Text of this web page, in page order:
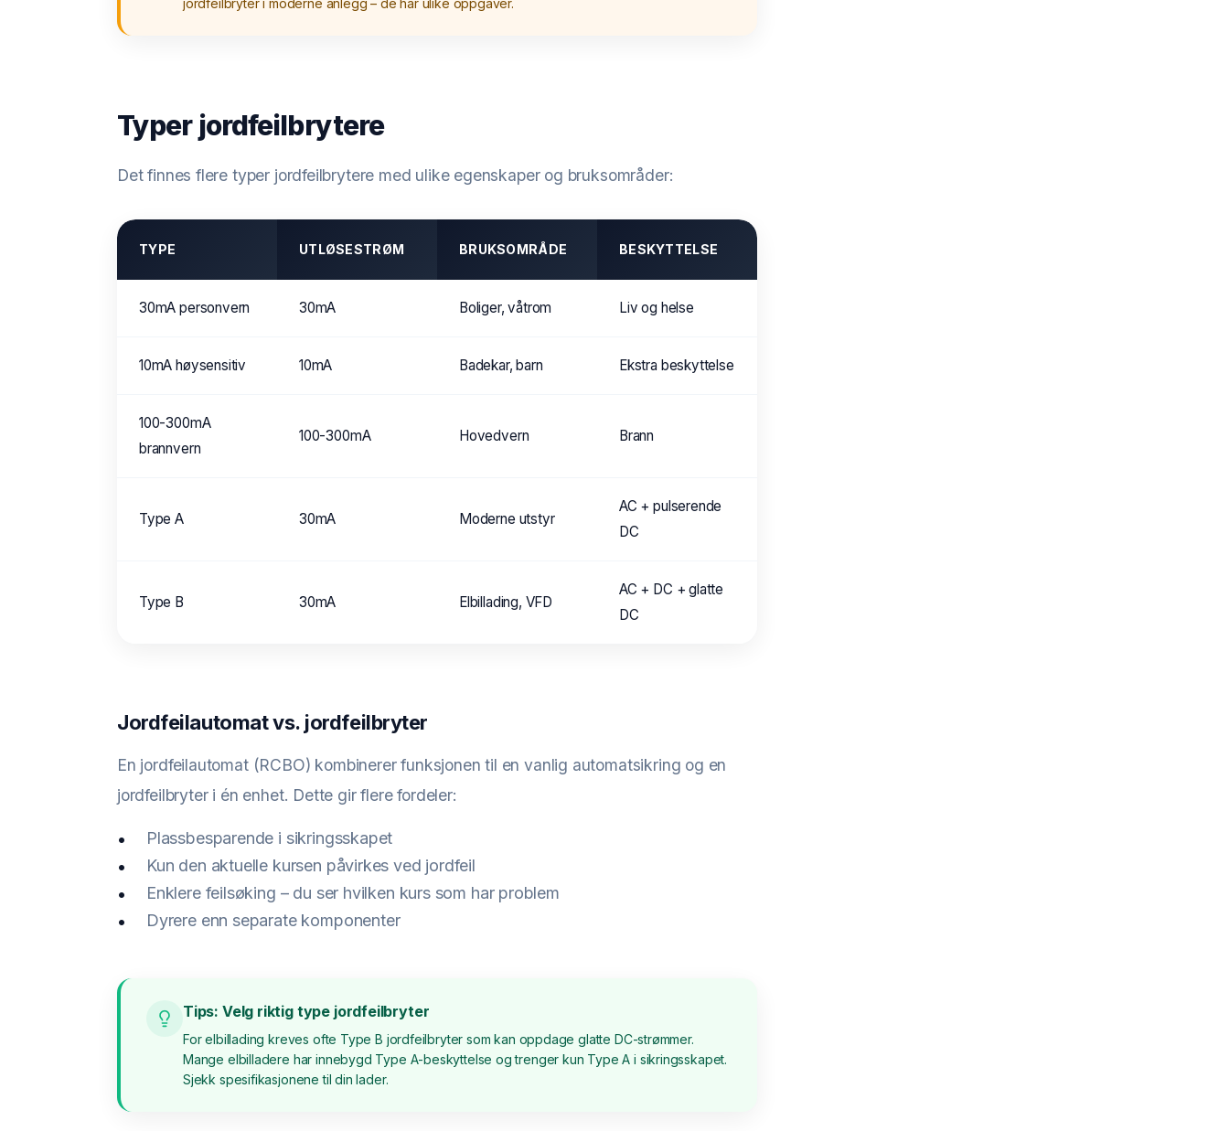
jordfeilbryter i moderne anlegg – de har ulike oppgaver.
Typer jordfeilbrytere
Det finnes flere typer jordfeilbrytere med ulike egenskaper og bruksområder:
TYPE UTLØSESTRØM BRUKSOMRÅDE BESKYTTELSE
30mA personvern 30mA Boliger, våtrom Liv og helse
10mA høysensitiv 10mA Badekar, barn Ekstra beskyttelse
100-300mA
brannvern
100-300mA Hovedvern Brann
Type A 30mA Moderne utstyr
AC + pulserende
DC
Type B 30mA Elbillading, VFD
AC + DC + glatte
DC
Jordfeilautomat vs. jordfeilbryter
En jordfeilautomat (RCBO) kombinerer funksjonen til en vanlig automatsikring og en
jordfeilbryter i én enhet. Dette gir flere fordeler:
Plassbesparende i sikringsskapet
Kun den aktuelle kursen påvirkes ved jordfeil
Enklere feilsøking – du ser hvilken kurs som har problem
Dyrere enn separate komponenter
Tips: Velg riktig type jordfeilbryter
For elbillading kreves ofte Type B jordfeilbryter som kan oppdage glatte DC-strømmer.
Mange elbilladere har innebygd Type A-beskyttelse og trenger kun Type A i sikringsskapet.
Sjekk spesifikasjonene til din lader.